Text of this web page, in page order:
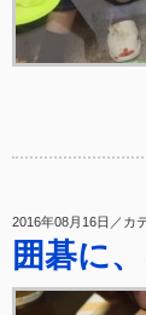
2016年08月16日／カ
囲碁に